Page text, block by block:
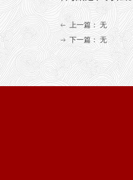
ꂃ 上一篇： 无
ꁹ 下一篇： 无